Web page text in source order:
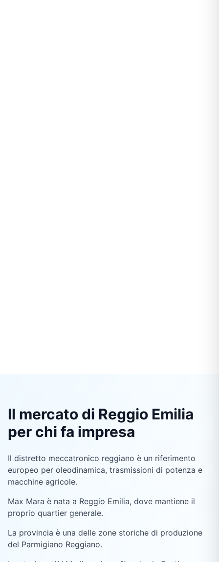
Il mercato di Reggio Emilia
per chi fa impresa
Il distretto meccatronico reggiano è un riferimento
europeo per oleodinamica, trasmissioni di potenza e
macchine agricole.
Max Mara è nata a Reggio Emilia, dove mantiene il
proprio quartier generale.
La provincia è una delle zone storiche di produzione
del Parmigiano Reggiano.